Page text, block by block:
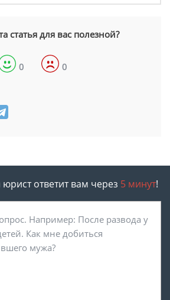
статья для вас полезной?
0 0
ответит вам через 5 минут!